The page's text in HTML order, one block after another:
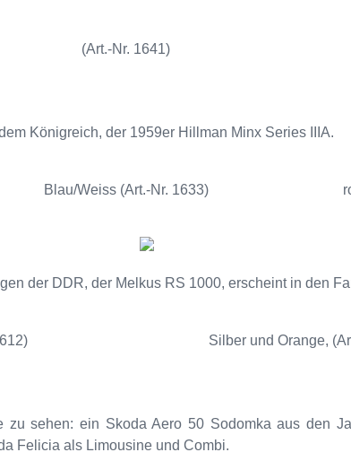
(Art.-Nr. 1641)
Königreich, der 1959er Hillman Minx Series IIIA.
Blau/Weiss (Art.-Nr. 1633)
der DDR, der Melkus RS 1000, erscheint in den
Silber und Orange,
zu sehen: ein Skoda Aero 50 Sodomka aus den
Felicia als Limousine und Combi.